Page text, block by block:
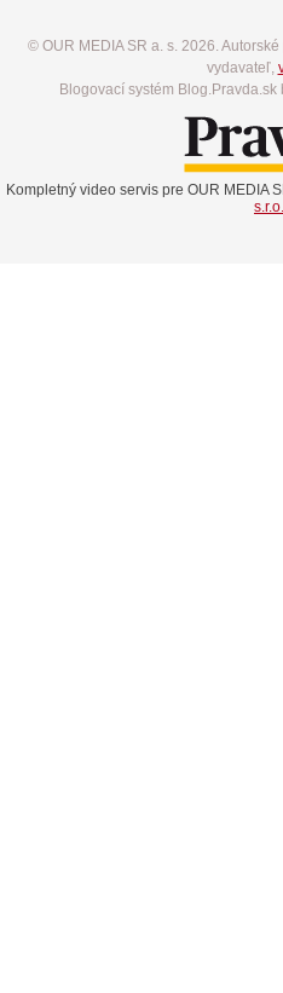
© OUR MEDIA SR a. s. 2026.
vydavateľ,
Blogovací systém
Kompletný video servis pre OUR MEDIA
s.r.o.